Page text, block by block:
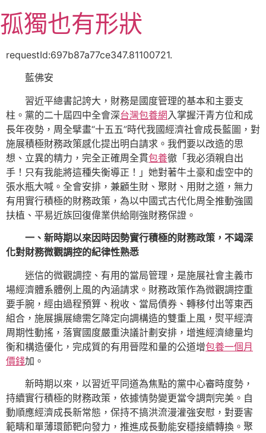
至
主
孤獨也有形狀
requestId:697b87a77ce347.81100721.
藍佛安
習近平總書記誇大，財務是國度管理的基本和主要支
柱。黨的二十屆四中全會深台灣包養網 入掌握汗青方位和成
長年夜勢，周全擘畫“十五五”時代我國經濟社會成長藍圖，對
施展積極財務政策感化提出明白請求。我們要以改造的思
想、立異的精力，完全正確周全貫包養徹「我必須親自出
手！只有我能將這種失衡導正！」她對著牛土豪和虛空中的
張水瓶大喊。全會安排，兼顧生財、聚財、用財之道，無力
有用實行積極的財務政策，為以中國式古代化周全推動強國
扶植、平易近族回復偉業供給剛強財務保證。
一、新時期以來因時因勢實行積極的財務政策，不竭深
化對財務微觀調控的紀律性熟悉
迷信的微觀調控、有用的當局管理，是施展社會主義市
場經濟體系體例上風的內涵請求。財務政策作為微觀調控重
要手腕，經由過程預算、稅收、當局債券、轉移付出等東西
組合，施展擴展總需乞降定向調構造的雙重上風，熨平經濟
周期性動搖，落實國度嚴重決議計劃安排，增進經濟總量均
衡和構造優化，完成質的有用晉陞和量的公道增包養一個月
價錢加。
新時期以來，以習近平同道為焦點的黨中心審時度勢，
持續實行積極的財務政策，依據情勢變更當令調劑完美。自
動順應經濟成長新常態，保持不搞洪流漫灌強安慰，對要害
範疇和單薄環節靶向發力，推進成長動能安穩接續轉換。聚